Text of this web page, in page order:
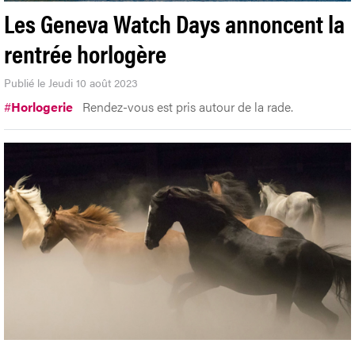
Les Geneva Watch Days annoncent la
rentrée horlogère
Publié le Jeudi 10 août 2023
#Horlogerie Rendez-vous est pris autour de la rade.